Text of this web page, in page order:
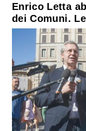
Enrico Letta
dei Comuni.